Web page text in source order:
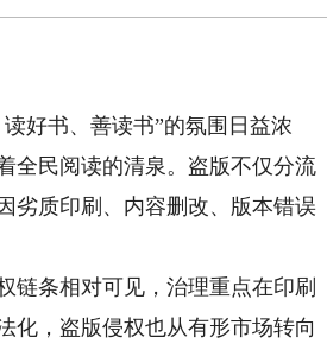
好书、善读书”的氛围日益浓
全民阅读的清泉。盗版不仅分流
劣质印刷、内容删改、版本错误
条相对可见，治理重点在印刷
化，盗版侵权也从有形市场转向